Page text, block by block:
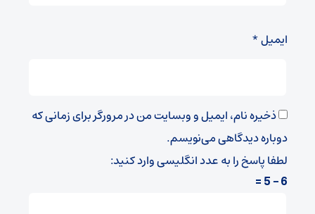
ایمیل*
ذخیره نام، ایمیل و وبسایت من در مرورگر برای زمانی که
دوباره دیدگاهی می‌نویسم.
لطفا پاسخ را به عدد انگلیسی وارد کنید:
6 − 5 =